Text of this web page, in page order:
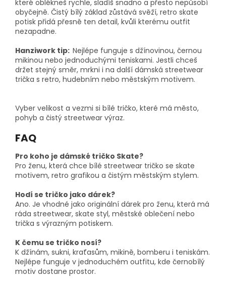
které oblékneš rychle, sladíš snadno a přesto nepůsobí
obyčejně. Čistý bílý základ zůstává svěží, retro skate
potisk přidá přesně ten detail, kvůli kterému outfit
nezapadne.
Hanziwork tip: Nejlépe funguje s džínovinou, černou
mikinou nebo jednoduchými teniskami. Jestli chceš
držet stejný směr, mrkni i na další dámská streetwear
trička s retro, hudebním nebo městským motivem.
Vyber velikost a vezmi si bílé tričko, které má město,
pohyb a čistý streetwear výraz.
FAQ
Pro koho je dámské tričko Skate?
Pro ženu, která chce bílé streetwear tričko se skate
motivem, retro grafikou a čistým městským stylem.
Hodí se tričko jako dárek?
Ano. Je vhodné jako originální dárek pro ženu, která má
ráda streetwear, skate styl, městské oblečení nebo
trička s výrazným potiskem.
K čemu se tričko nosí?
K džínám, sukni, kraťasům, mikině, bomberu i teniskám.
Nejlépe funguje v jednoduchém outfitu, kde černobílý
motiv dostane prostor.